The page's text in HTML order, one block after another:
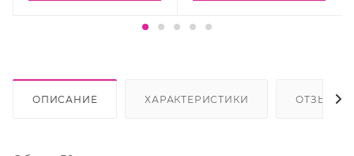
ОПИСАНИЕ ХАРАКТЕРИСТИКИ ОТЗЫВЫ